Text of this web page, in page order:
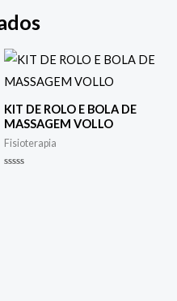
KIT DE ROLO E BOLA DE
MASSAGEM VOLLO
Fisioterapia